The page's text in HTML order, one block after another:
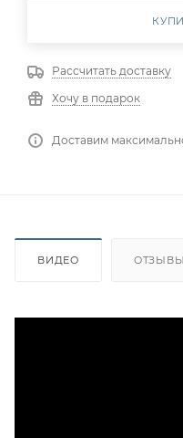
Рассчитать доставку
Хочу в подарок
Доставим
ВИДЕО ОТЗЫВЫ